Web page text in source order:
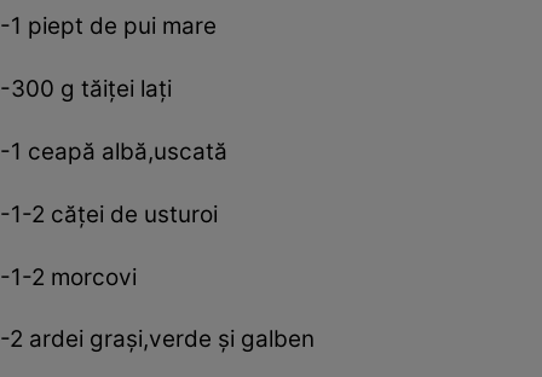
-1 piept de pui mare
-300 g tăiţei laţi
-1 ceapă albă,uscată
-1-2 căţei de usturoi
-1-2 morcovi
-2 ardei graşi,verde şi galben